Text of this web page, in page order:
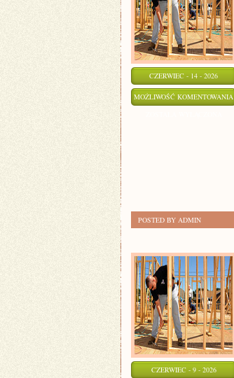
CZERWIEC - 14 - 2026
MOŻLIWOŚĆ KOMENTOWANIA
POSTED BY ADMIN
CZERWIEC - 9 - 2026